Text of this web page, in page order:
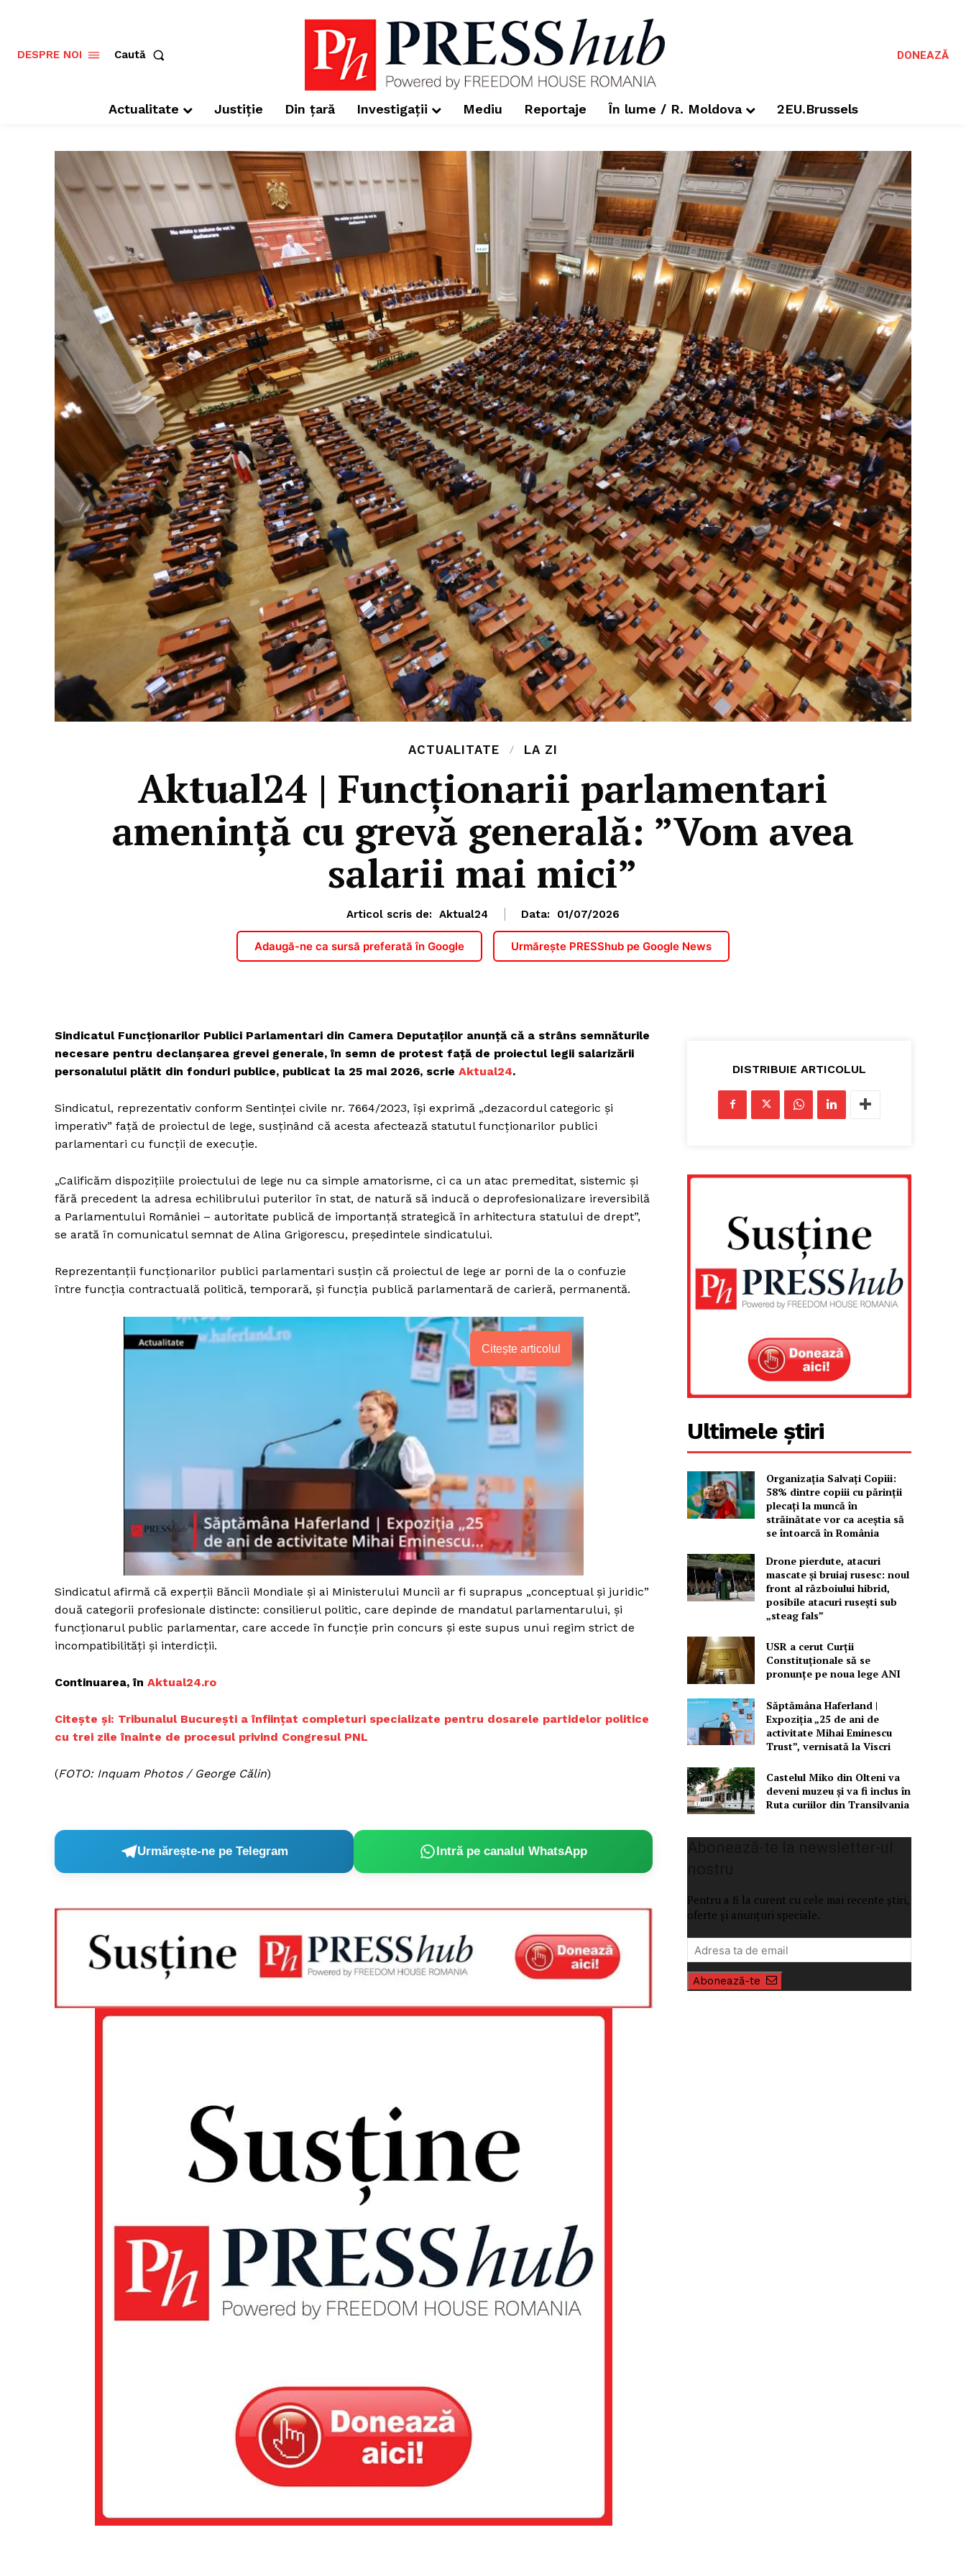
ROMÂNIA
PRESShub
Despre noi / Echipa
Proiecte editoriale
DESPRE NOI Caută DONEAZĂ
Actualitate Justiție Din țară Investigații Mediu Reportaje În lume / R. Moldova 2EU.Brussels
ACTUALITATE LA ZI
Aktual24 | Funcţionarii parlamentari
ameninţă cu grevă generală: ”Vom avea
salarii mai mici”
Articol scris de: Aktual24 Data: 01/07/2026
Adaugă-ne ca sursă preferată în Google Urmărește PRESShub pe Google News
Sindicatul Funcţionarilor Publici Parlamentari din Camera Deputaţilor anunţă că a strâns semnăturile
necesare pentru declanşarea grevei generale, în semn de protest faţă de proiectul legii salarizării
personalului plătit din fonduri publice, publicat la 25 mai 2026, scrie Aktual24.
Sindicatul, reprezentativ conform Sentinţei civile nr. 7664/2023, îşi exprimă „dezacordul categoric şi
imperativ” faţă de proiectul de lege, susţinând că acesta afectează statutul funcţionarilor publici
parlamentari cu funcţii de execuţie.
„Calificăm dispoziţiile proiectului de lege nu ca simple amatorisme, ci ca un atac premeditat, sistemic şi
fără precedent la adresa echilibrului puterilor în stat, de natură să inducă o deprofesionalizare ireversibilă
a Parlamentului României – autoritate publică de importanţă strategică în arhitectura statului de drept”,
se arată în comunicatul semnat de Alina Grigorescu, preşedintele sindicatului.
Reprezentanţii funcţionarilor publici parlamentari susţin că proiectul de lege ar porni de la o confuzie
între funcţia contractuală politică, temporară, şi funcţia publică parlamentară de carieră, permanentă.
Citește articolul
Sindicatul afirmă că experţii Băncii Mondiale şi ai Ministerului Muncii ar fi suprapus „conceptual şi juridic”
două categorii profesionale distincte: consilierul politic, care depinde de mandatul parlamentarului, şi
funcţionarul public parlamentar, care accede în funcţie prin concurs şi este supus unui regim strict de
incompatibilităţi şi interdicţii.
Continuarea, în Aktual24.ro
Citește și: Tribunalul București a înființat completuri specializate pentru dosarele partidelor politice
cu trei zile înainte de procesul privind Congresul PNL
(FOTO: Inquam Photos / George Călin)
Urmărește-ne pe Telegram Intră pe canalul WhatsApp
DISTRIBUIE ARTICOLUL
Ultimele știri
Organizația Salvați Copiii:
58% dintre copiii cu părinții
plecați la muncă în
străinătate vor ca aceștia să
se întoarcă în România
Drone pierdute, atacuri
mascate și bruiaj rusesc: noul
front al războiului hibrid,
posibile atacuri rusești sub
„steag fals”
USR a cerut Curții
Constituționale să se
pronunțe pe noua lege ANI
Săptămâna Haferland |
Expoziţia „25 de ani de
activitate Mihai Eminescu
Trust”, vernisată la Viscri
Castelul Miko din Olteni va
deveni muzeu şi va fi inclus în
Ruta curiilor din Transilvania
Pentru a fi la curent cu cele mai recente știri,
oferte și anunțuri speciale.
Abonează-te